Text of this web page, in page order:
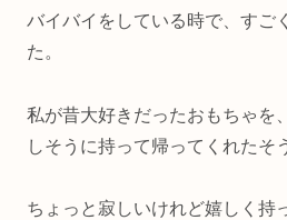
バイバイをしている時で、すご
た。
私が昔大好きだったおもちゃを
しそうに持って帰ってくれたそ
ちょっと寂しいけれど嬉しく持